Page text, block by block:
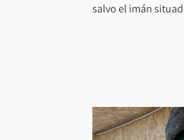
salvo el imán